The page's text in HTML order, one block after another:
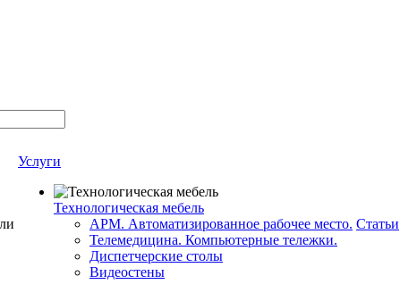
Услуги
Технологическая мебель
АРМ. Автоматизированное рабочее место.
Телемедицина. Компьютерные тележки.
Диспетчерские столы
Видеостены
Статьи